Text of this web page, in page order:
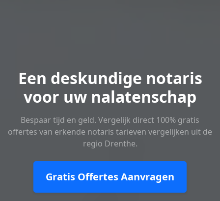
Een deskundige notaris
voor uw nalatenschap
Bespaar tijd en geld. Vergelijk direct 100% gratis
offertes van erkende notaris tarieven vergelijken uit de
regio Drenthe.
Gratis Offertes Aanvragen